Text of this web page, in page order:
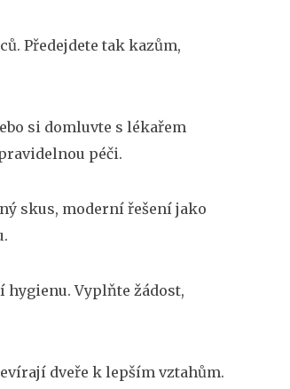
Předejdete tak kazům,
si domluvte s lékařem
péči.
skus, moderní řešení jako
Vyplňte žádost,
dveře k lepším vztahům.